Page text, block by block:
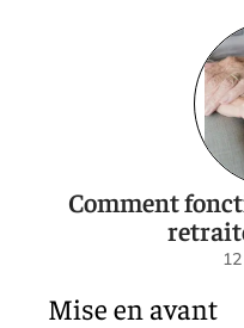
Comment
Mise en avant